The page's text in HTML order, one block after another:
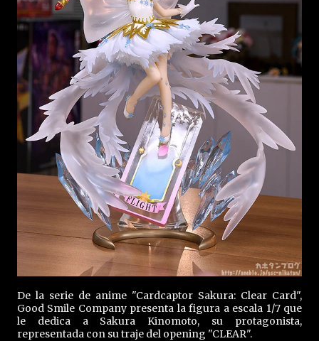
De la serie de anime "Cardcaptor Sakura: Clear Card",
Good Smile Company presenta la figura a escala 1/7 que
le dedica a Sakura Kinomoto, su protagonista,
representada con su traje del opening "CLEAR".